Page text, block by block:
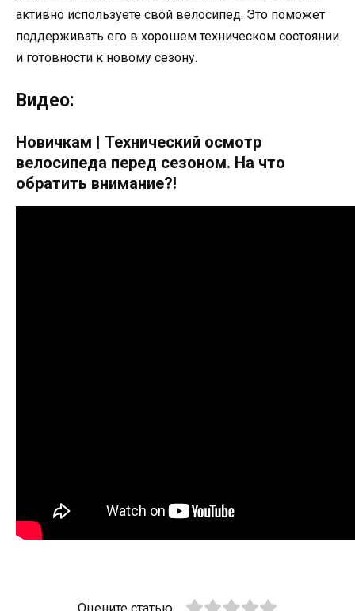
активно используете свой велосипед. Это поможет
поддерживать его в хорошем техническом состоянии
и готовности к новому сезону.
Видео:
Новичкам | Технический осмотр
велосипеда перед сезоном. На что
обратить внимание?!